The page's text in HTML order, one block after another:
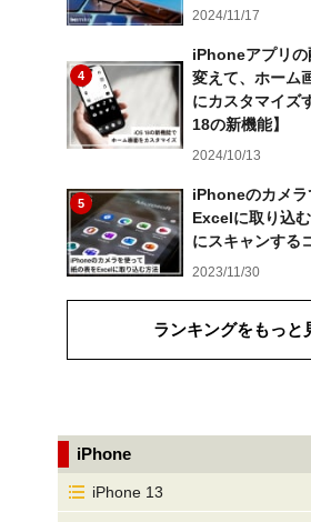
2024/11/17
4
iPhoneアプリの
変えて、ホーム
にカスタマイズ
18の新機能】
2024/10/13
5
iPhoneのカメラ
Excelに取り込
にスキャンする
2023/11/30
ランキングをもっと
iPhone
iPhone 13